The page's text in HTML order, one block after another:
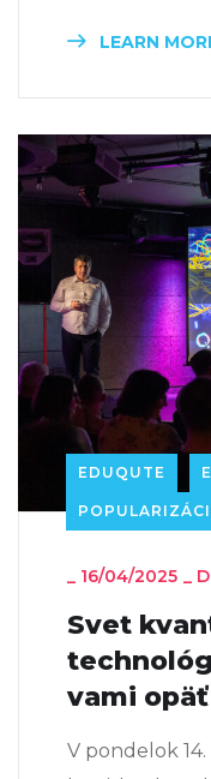
LEARN
EDUQUTE
_ 16/04/2025 _
Svet
vami
V pondelok